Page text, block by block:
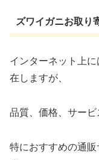
ズワイガニお取り
インターネット上
在しますが、
品質、価格、サー
特におすすめの通